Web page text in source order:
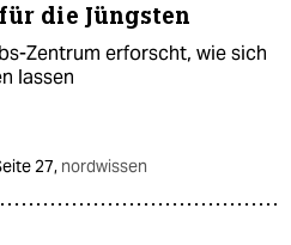
die Jüngsten
Zentrum erforscht, wie sich
lassen
27, nordwissen